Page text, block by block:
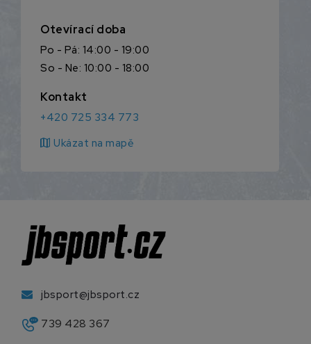
Otevírací doba
Po - Pá: 14:00 - 19:00
So - Ne: 10:00 - 18:00
Kontakt
+420 725 334 773
map Ukázat na mapě
jbsport@jbsport.cz
739 428 367